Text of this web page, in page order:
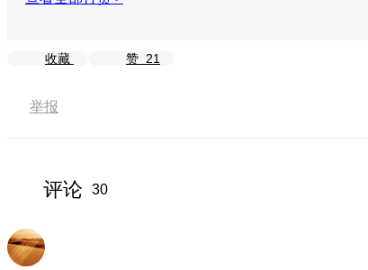
收藏 赞 21
举报
评论 30